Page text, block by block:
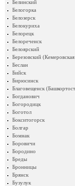
Белинский
Белогорка
Белозерск
Белокуриха
Белорецк
Белореченск
Белоярский
Березовский
Беслан
Бийск
Бирюсинск
Благовещенск
Богданович
Богородицк
Боготол
Бокситогорск
Болгар
Бомнак
Боровичи
Бородино
Бреды
Бронницы
Брянск
Бузулук